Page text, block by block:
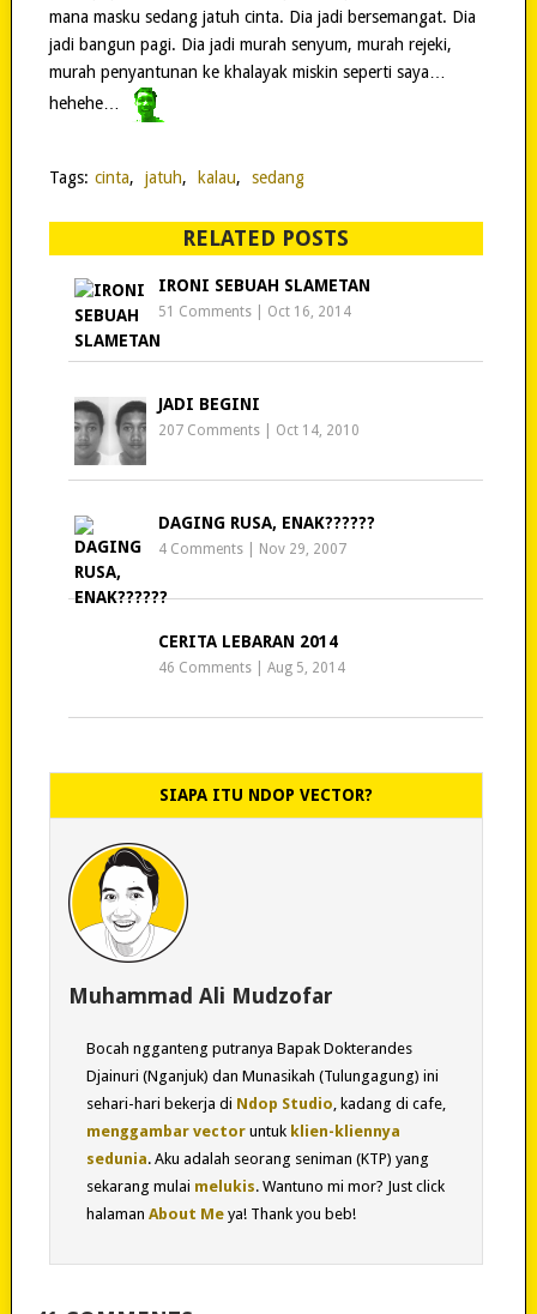
mana masku sedang jatuh cinta. Dia jadi bersemangat. Dia
jadi bangun pagi. Dia jadi murah senyum, murah rejeki,
murah penyantunan ke khalayak miskin seperti saya…
hehehe…
Tags: cinta, jatuh, kalau, sedang
RELATED POSTS
IRONI SEBUAH SLAMETAN
51 Comments Oct 16, 2014
JADI BEGINI
207 Comments Oct 14, 2010
DAGING RUSA, ENAK??????
4 Comments Nov 29, 2007
CERITA LEBARAN 2014
46 Comments |Aug 5, 2014
SIAPA ITU NDOP VECTOR?
Muhammad Ali Mudzofar
Bocah ngganteng putranya Bapak Dokterandes
Djainuri (Nganjuk) dan Munasikah (Tulungagung) ini
sehari-hari bekerja di Ndop Studio , kadang di cafe,
menggambar vectoruntuk klien-kliennya
sedunia. Aku adalah seorang seniman (KTP) yang
sekarang mulai melukis. Wantuno mi mor? Just click
halaman About Meya! Thank you beb!